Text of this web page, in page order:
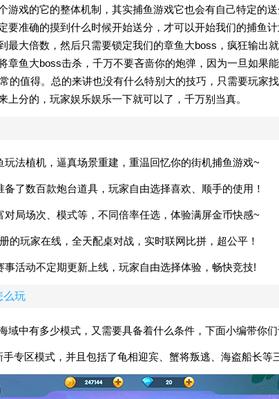
游戏的它的整体机制，其实捕鱼游戏它也会有自己特定的
要准确的摸到什么时候开始送分，才可以开始我们的捕鱼
最大倍数，然后只需要锁定我们的章鱼大boss，疯狂输出
章鱼大boss击杀，千万不要吝啬你的炮弹，因为一旦如果
的值得。总的来讲也没有什么特别大的技巧，只需要玩家
上分的，玩家娱乐娱乐一下就可以了，千万别当真。
法植机，逼真场景重建，重温回忆你的街机捕鱼游戏~
了数百款炮台道具，玩家自由选择喜欢、顺手的使用！
对局场次、模式等，不同倍率任选，体验满屏金币快感~
的玩家在线，全天配桌对战，实时联网比拼，超公平！
事活动不定期更新上线，玩家自由选择体验，畅快竞技!
么玩
域中有多少模式，又需要具备着什么条件，下面小编带你们
专区模式，并且包括了龟相迎宾、蟹将叛逃、海盗船长等